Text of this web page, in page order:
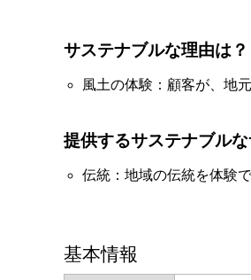
サステナブルな理由は？
風土の体験：顧客が、地
提供するサステナブル
伝統：地域の伝統を体験
基本情報